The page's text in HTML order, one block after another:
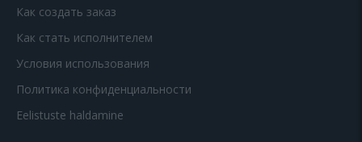
Как создать заказ
Как стать исполнителем
Условия использования
Политика конфиденциальности
Eelistuste haldamine